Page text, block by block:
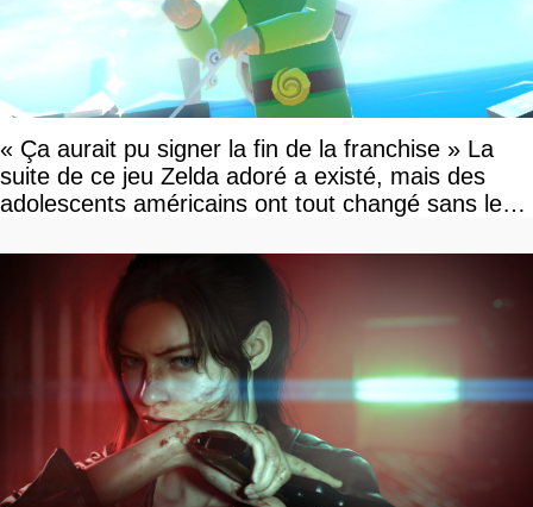
« Ça aurait pu signer la fin de la franchise » La
suite de ce jeu Zelda adoré a existé, mais des
adolescents américains ont tout changé sans le